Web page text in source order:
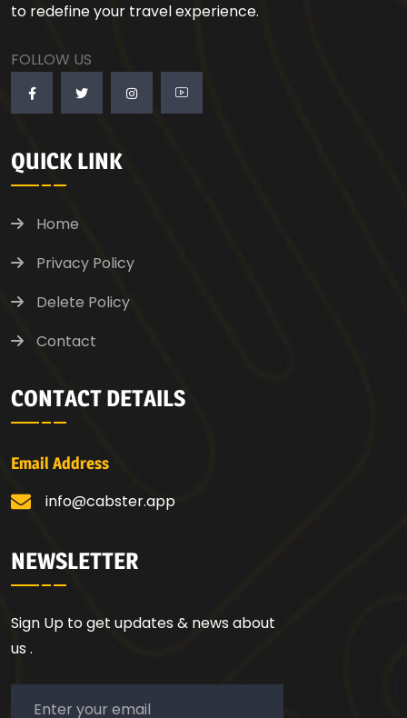
to redefine your travel experience.
FOLLOW US
QUICK LINK
Home
Privacy Policy
Delete Policy
Contact
CONTACT DETAILS
Email Address
info@cabster.app
NEWSLETTER
Sign Up to get updates & news about
us .